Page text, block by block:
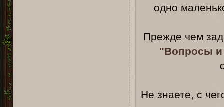
одно
Прежде чем
"Вопросы
Не знаете, с